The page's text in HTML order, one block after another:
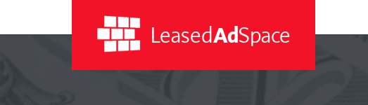
LeasedAdSpace